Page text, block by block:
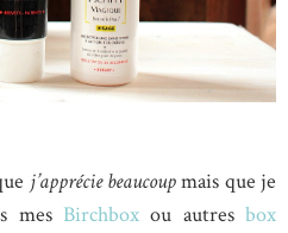
j’apprécie beaucoupmais que je
mes Birchboxou autres box